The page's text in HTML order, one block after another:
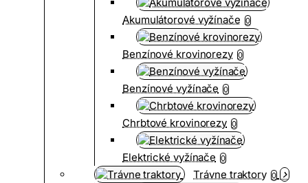
Akumulátorové vyžínače 0
Benzínové krovinorezy 0
Benzínové vyžínače 0
Chrbtové krovinorezy 0
Elektrické vyžínače 0
Trávne traktory 0